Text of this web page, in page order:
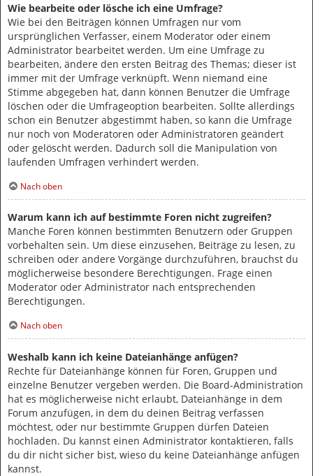
Wie bearbeite oder lösche ich eine Umfrage?
Wie bei den Beiträgen können Umfragen nur vom
ursprünglichen Verfasser, einem Moderator oder einem
Administrator bearbeitet werden. Um eine Umfrage zu
bearbeiten, ändere den ersten Beitrag des Themas; dieser ist
immer mit der Umfrage verknüpft. Wenn niemand eine
Stimme abgegeben hat, dann können Benutzer die Umfrage
löschen oder die Umfrageoption bearbeiten. Sollte allerdings
schon ein Benutzer abgestimmt haben, so kann die Umfrage
nur noch von Moderatoren oder Administratoren geändert
oder gelöscht werden. Dadurch soll die Manipulation von
laufenden Umfragen verhindert werden.
Nach oben
Warum kann ich auf bestimmte Foren nicht zugreifen?
Manche Foren können bestimmten Benutzern oder Gruppen
vorbehalten sein. Um diese einzusehen, Beiträge zu lesen, zu
schreiben oder andere Vorgänge durchzuführen, brauchst du
möglicherweise besondere Berechtigungen. Frage einen
Moderator oder Administrator nach entsprechenden
Berechtigungen.
Nach oben
Weshalb kann ich keine Dateianhänge anfügen?
Rechte für Dateianhänge können für Foren, Gruppen und
einzelne Benutzer vergeben werden. Die Board-Administration
hat es möglicherweise nicht erlaubt, Dateianhänge in dem
Forum anzufügen, in dem du deinen Beitrag verfassen
möchtest, oder nur bestimmte Gruppen dürfen Dateien
hochladen. Du kannst einen Administrator kontaktieren, falls
du dir nicht sicher bist, wieso du keine Dateianhänge anfügen
kannst.